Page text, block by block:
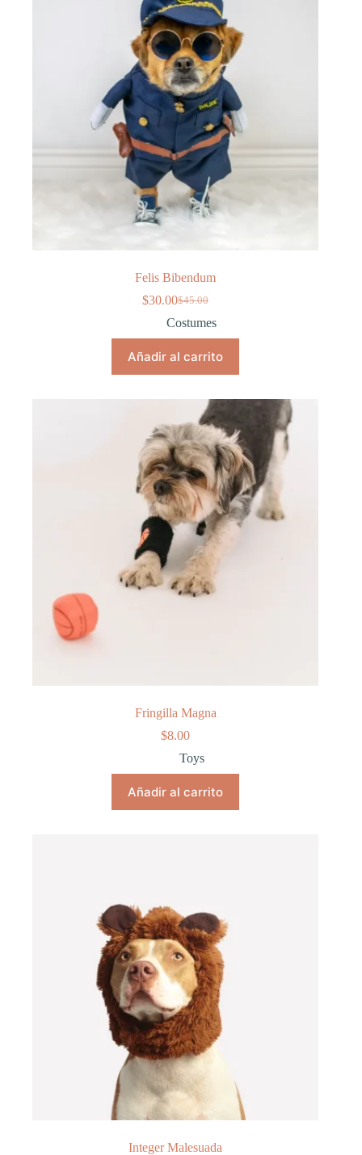
Felis Bibendum
$45.00
El
precio
original
era:
$45.00.
$30.00El
precio
actual
es:
$30.00.
Costumes
Añadir al carrito
Fringilla Magna
$8.00
Toys
Añadir al carrito
Integer Malesuada